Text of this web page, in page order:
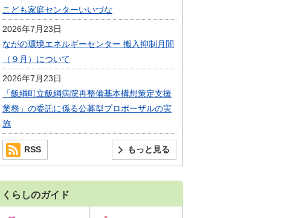
こども家庭センターいいづな
2026年7月23日
ながの環境エネルギーセンター 搬入抑制月間
（９月）について
2026年7月23日
「飯綱町立飯綱病院再整備基本構想策定支援
業務」の委託に係る公募型プロポーザルの実
施
もっと見る
RSS
くらしのガイド